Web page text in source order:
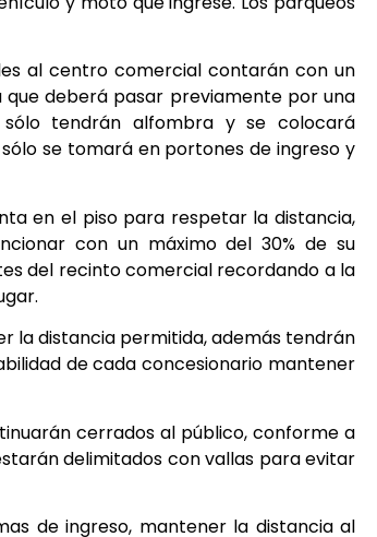
al centro comercial contarán con un
deberá pasar previamente por una
tendrán alfombra y se colocará
se tomará en portones de ingreso y
en el piso para respetar la distancia,
con un máximo del 30% de su
del recinto comercial recordando a la
la distancia permitida, además tendrán
de cada concesionario mantener
cerrados al público, conforme a
delimitados con vallas para evitar
de ingreso, mantener la distancia al